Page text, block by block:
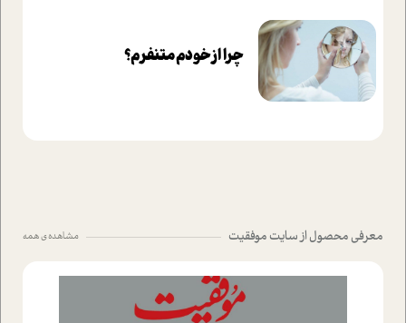
چرا از خودم متنفرم؟
معرفی محصول از سایت موفقیت مشاهده ی همه